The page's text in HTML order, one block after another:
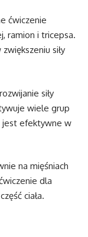
ćwiczenie
ramion i tricepsa.
siły
siły
wiele grup
jest efektywne w
na mięśniach
dla
ciała.